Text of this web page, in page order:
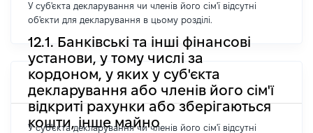
У суб'єкта декларування чи членів його сім'ї відсутні
об'єкти для декларування в цьому розділі.
12.1. Банківські та інші фінансові
установи, у тому числі за
кордоном, у яких у суб'єкта
декларування або членів його сім'ї
відкриті рахунки або зберігаються
кошти, інше майно
У суб'єкта декларування чи членів його сім'ї відсутні